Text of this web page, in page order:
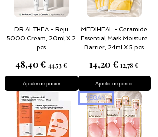
DR.ALTHEA - Reju
5000 Cream, 20ml X 2
pcs
Prix original
48,40 € Prix promotionnel
44,53 €
Ajouter au panier
MEDIHEAL - Ceramide
Essential Mask Moisture
Barrier, 24ml X 5 pcs
Prix original
14,20 € Prix
12,78 €
Ajouter au panier
VEGAN